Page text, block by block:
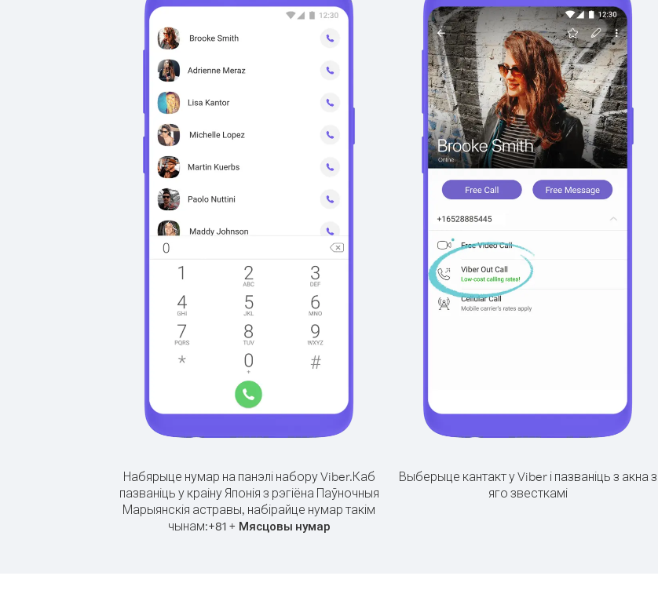
Набярыце нумар на панэлі набору Viber.Каб
пазваніць у краіну Японія з рэгіёна Паўночныя
Марыянскія астравы, набірайце нумар такім
чынам:+81+ Мясцовы нумар
Выберыце кантакт у Viber і пазваніць з акна з
яго звесткамі